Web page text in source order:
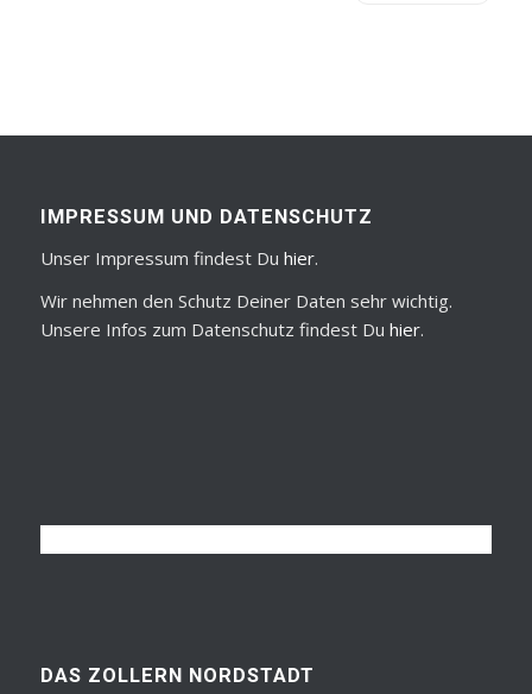
IMPRESSUM UND DATENSCHUTZ
Unser Impressum findest Du hier.
Wir nehmen den Schutz Deiner Daten sehr wichtig.
Unsere Infos zum Datenschutz findest Du hier.
DAS ZOLLERN NORDSTADT